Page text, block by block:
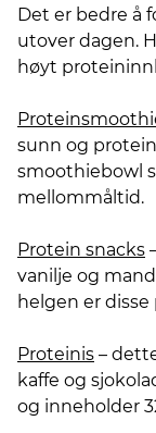
Det er bedre å
utover dagen.
høyt
sunn og
smoothiebowl
mellommåltid.
Protein snacks
vanilje og
helgen er
Proteinis –
kaffe og
og inneholder